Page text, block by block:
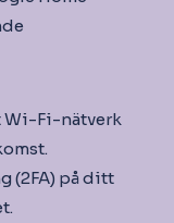
Wi-Fi-nätverk
(2FA) på ditt